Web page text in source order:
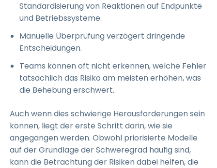
Standardisierung von Reaktionen auf Endpunkte
und Betriebssysteme.
Manuelle Überprüfung verzögert dringende
Entscheidungen.
Teams können oft nicht erkennen, welche Fehler
tatsächlich das Risiko am meisten erhöhen, was
die Behebung erschwert.
Auch wenn dies schwierige Herausforderungen sein
können, liegt der erste Schritt darin, wie sie
angegangen werden. Obwohl priorisierte Modelle
auf der Grundlage der Schweregrad häufig sind,
kann die Betrachtung der Risiken dabei helfen, die